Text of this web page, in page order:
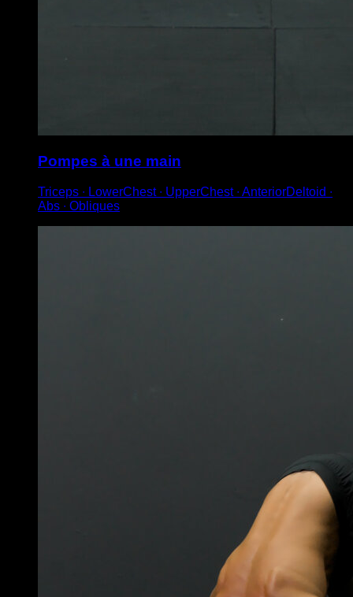
Pompes à une main
Triceps ∙ LowerChest ∙ UpperChest ∙ AnteriorDeltoid ∙
Abs ∙ Obliques